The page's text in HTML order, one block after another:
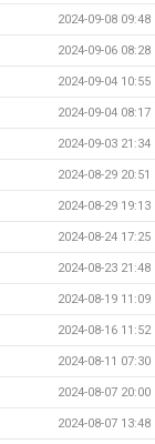
2024-09-08 09:48
2024-09-06 08:28
2024-09-04 10:55
2024-09-04 08:17
2024-09-03 21:34
2024-08-29 20:51
2024-08-29 19:13
2024-08-24 17:25
2024-08-23 21:48
2024-08-19 11:09
2024-08-16 11:52
2024-08-11 07:30
2024-08-07 20:00
2024-08-07 13:48